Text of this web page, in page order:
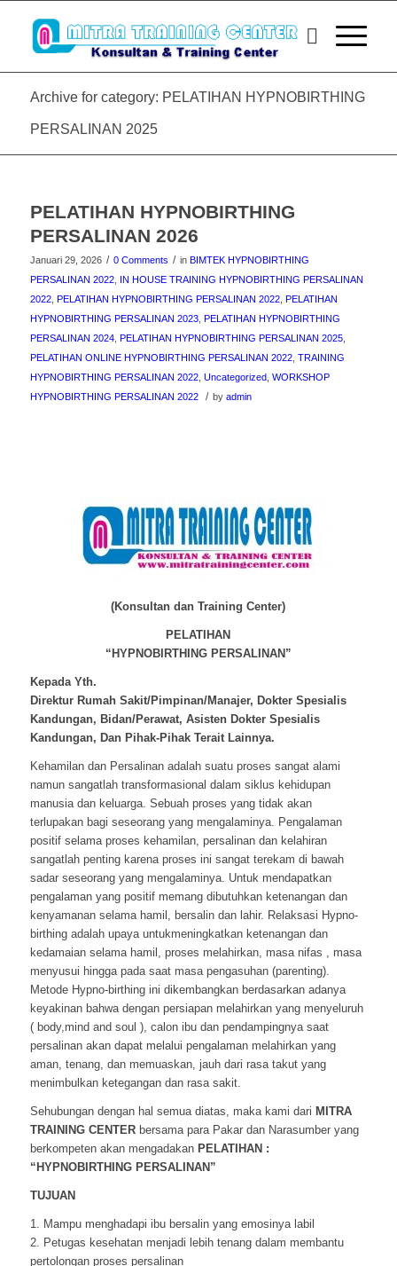
Archive for category: PELATIHAN HYPNOBIRTHING
PERSALINAN 2025
PELATIHAN HYPNOBIRTHING
PERSALINAN 2026
Januari 29, 2026 / 0 Comments / in BIMTEK HYPNOBIRTHING
PERSALINAN 2022, IN HOUSE TRAINING HYPNOBIRTHING PERSALINAN
2022, PELATIHAN HYPNOBIRTHING PERSALINAN 2022, PELATIHAN
HYPNOBIRTHING PERSALINAN 2023, PELATIHAN HYPNOBIRTHING
PERSALINAN 2024, PELATIHAN HYPNOBIRTHING PERSALINAN 2025,
PELATIHAN ONLINE HYPNOBIRTHING PERSALINAN 2022, TRAINING
HYPNOBIRTHING PERSALINAN 2022, Uncategorized, WORKSHOP
HYPNOBIRTHING PERSALINAN 2022
/ by admin
(Konsultan dan Training Center)
PELATIHAN
“HYPNOBIRTHING PERSALINAN”
Kepada Yth.
Direktur Rumah Sakit/Pimpinan/Manajer, Dokter Spesialis
Kandungan, Bidan/Perawat, Asisten Dokter Spesialis
Kandungan, Dan Pihak-Pihak Terait Lainnya.
Kehamilan dan Persalinan adalah suatu proses sangat alami
namun sangatlah transformasional dalam siklus kehidupan
manusia dan keluarga. Sebuah proses yang tidak akan
terlupakan bagi seseorang yang mengalaminya. Pengalaman
positif selama proses kehamilan, persalinan dan kelahiran
sangatlah penting karena proses ini sangat terekam di bawah
sadar seseorang yang mengalaminya. Untuk mendapatkan
pengalaman yang positif memang dibutuhkan ketenangan dan
kenyamanan selama hamil, bersalin dan lahir. Relaksasi Hypno-
birthing adalah upaya untukmeningkatkan ketenangan dan
kedamaian selama hamil, proses melahirkan, masa nifas , masa
menyusui hingga pada saat masa pengasuhan (parenting).
Metode Hypno-birthing ini dikembangkan berdasarkan adanya
keyakinan bahwa dengan persiapan melahirkan yang menyeluruh
( body,mind and soul ), calon ibu dan pendampingnya saat
persalinan akan dapat melalui pengalaman melahirkan yang
aman, tenang, dan memuaskan, jauh dari rasa takut yang
menimbulkan ketegangan dan rasa sakit.
Sehubungan dengan hal semua diatas, maka kami dari MITRA
TRAINING CENTERbersama para Pakar dan Narasumber yang
berkompeten akan mengadakanPELATIHAN :
“HYPNOBIRTHING PERSALINAN”
TUJUAN
1. Mampu menghadapi ibu bersalin yang emosinya labil
2. Petugas kesehatan menjadi lebih tenang dalam membantu
pertolongan proses persalinan